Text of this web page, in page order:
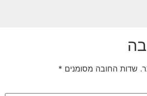
שדות החובה מסומנים *